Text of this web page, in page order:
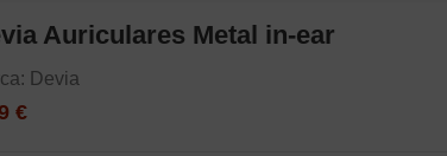
Auriculares Metal in-ear
Devia
€